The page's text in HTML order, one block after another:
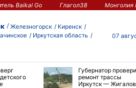
Baikal Go Глагол38 Монголия
Железногорск
Киренск
Иркутская область
07
Губернатор
ремонт трассы
Иркутск —